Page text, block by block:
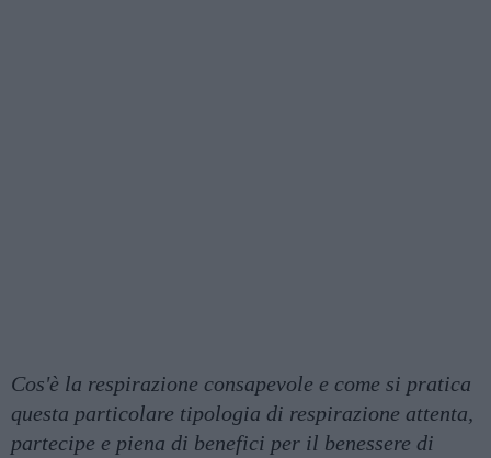
Cos'è la respirazione consapevole e come si pratica
questa particolare tipologia di respirazione attenta,
partecipe e piena di benefici per il benessere di